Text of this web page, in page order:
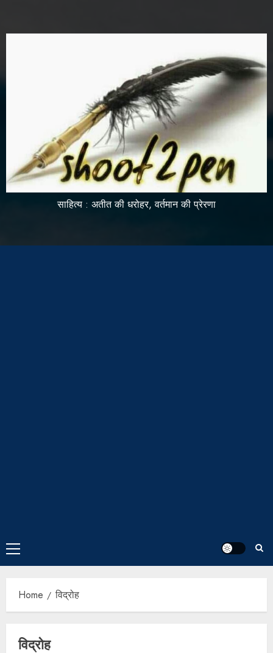
साहित्य : अतीत की धरोहर, वर्तमान की प्रेरणा
Home विद्रोह
विद्रोह